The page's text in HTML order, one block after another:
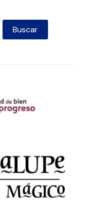
Buscar